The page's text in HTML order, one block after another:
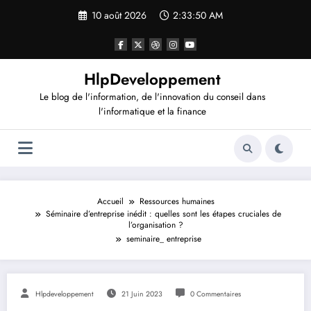
10 août 2026 2:33:51 AM
HlpDeveloppement
Le blog de l'information, de l'innovation du conseil dans
l'informatique et la finance
Accueil
Ressources humaines
Séminaire d’entreprise inédit : quelles sont les étapes cruciales de
l’organisation ?
seminaire_ entreprise
Hlpdeveloppement 21 Juin 2023 0 Commentaires